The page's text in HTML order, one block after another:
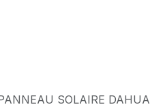
SOLAIRE DAHUA